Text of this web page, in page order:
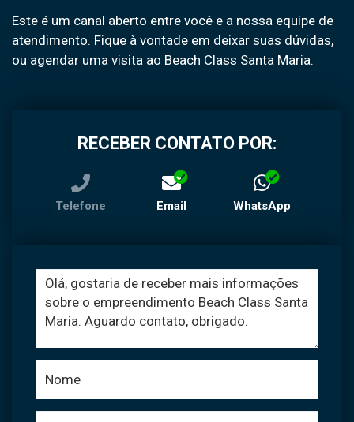
Este é um canal aberto entre você e a nossa equipe de
atendimento. Fique à vontade em deixar suas dúvidas,
ou agendar uma visita ao Beach Class Santa Maria.
RECEBER CONTATO POR:
Telefone Email WhatsApp